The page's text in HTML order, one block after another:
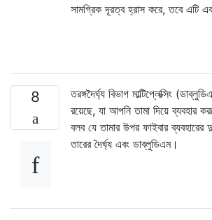
সামগ্রিক দূরত্ব হ্রাস করে, তবে এটি
8
তরঙ্গদৈর্ঘ্য বিভাগ মাল্টিপ্লেক্সিং
রয়েছে, যা আপনি তামা দিয়ে ব্যবহার
বলব যে তামার উপর ফাইবার ব্যবহারের
তারের দৈর্ঘ্য এবং ডাব্লুডিএম।